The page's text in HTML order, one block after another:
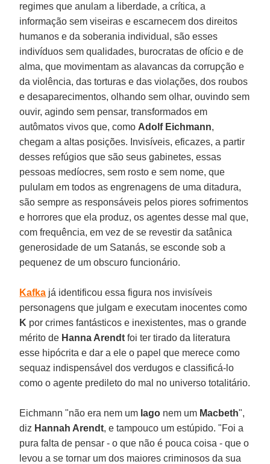
regimes que anulam a liberdade, a crítica, a
informação sem viseiras e escarnecem dos direitos
humanos e da soberania individual, são esses
indivíduos sem qualidades, burocratas de ofício e de
alma, que movimentam as alavancas da corrupção e
da violência, das torturas e das violações, dos roubos
e desaparecimentos, olhando sem olhar, ouvindo sem
ouvir, agindo sem pensar, transformados em
autômatos vivos que, como Adolf Eichmann,
chegam a altas posições. Invisíveis, eficazes, a partir
desses refúgios que são seus gabinetes, essas
pessoas medíocres, sem rosto e sem nome, que
pululam em todos as engrenagens de uma ditadura,
são sempre as responsáveis pelos piores sofrimentos
e horrores que ela produz, os agentes desse mal que,
com frequência, em vez de se revestir da satânica
generosidade de um Satanás, se esconde sob a
pequenez de um obscuro funcionário.
Kafka já identificou essa figura nos invisíveis
personagens que julgam e executam inocentes como
K por crimes fantásticos e inexistentes, mas o grande
mérito de Hanna Arendt foi ter tirado da literatura
esse hipócrita e dar a ele o papel que merece como
sequaz indispensável dos verdugos e classificá-lo
como o agente predileto do mal no universo totalitário.
Eichmann "não era nem um Iago nem um Macbeth",
diz Hannah Arendt, e tampouco um estúpido. "Foi a
pura falta de pensar - o que não é pouca coisa - que o
levou a se tornar um dos maiores criminosos da sua